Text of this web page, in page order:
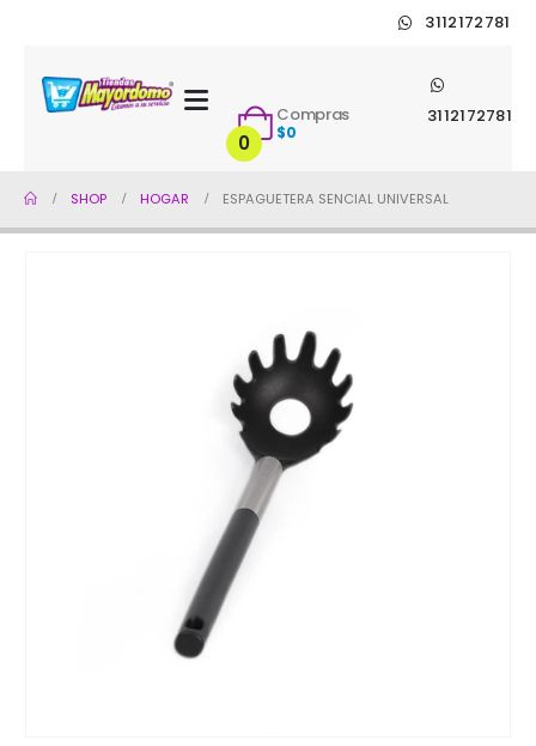
3112172781
3112172781
0
Compras
$0
SHOP HOGAR ESPAGUETERA SENCIAL UNIVERSAL